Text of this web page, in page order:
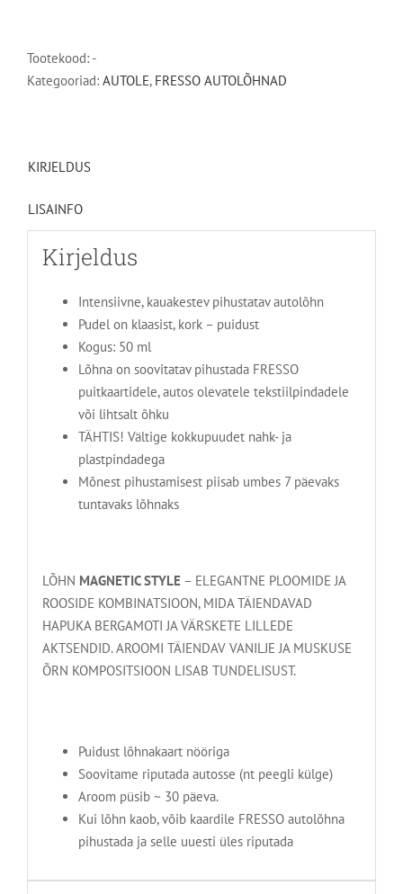
Tootekood: -
Kategooriad: AUTOLE, FRESSO AUTOLÕHNAD
KIRJELDUS
LISAINFO
Kirjeldus
Intensiivne, kauakestev pihustatav autolõhn
Pudel on klaasist, kork – puidust
Kogus: 50 ml
Lõhna on soovitatav pihustada FRESSO
puitkaartidele, autos olevatele tekstiilpindadele
või lihtsalt õhku
TÄHTIS! Vältige kokkupuudet nahk- ja
plastpindadega
Mõnest pihustamisest piisab umbes 7 päevaks
tuntavaks lõhnaks
LÕHN MAGNETIC STYLE– ELEGANTNE PLOOMIDE JA
ROOSIDE KOMBINATSIOON, MIDA TÄIENDAVAD
HAPUKA BERGAMOTI JA VÄRSKETE LILLEDE
AKTSENDID. AROOMI TÄIENDAV VANILJE JA MUSKUSE
ÕRN KOMPOSITSIOON LISAB TUNDELISUST.
Puidust lõhnakaart nööriga
Soovitame riputada autosse (nt peegli külge)
Aroom püsib ~ 30 päeva.
Kui lõhn kaob, võib kaardile FRESSO autolõhna
pihustada ja selle uuesti üles riputada